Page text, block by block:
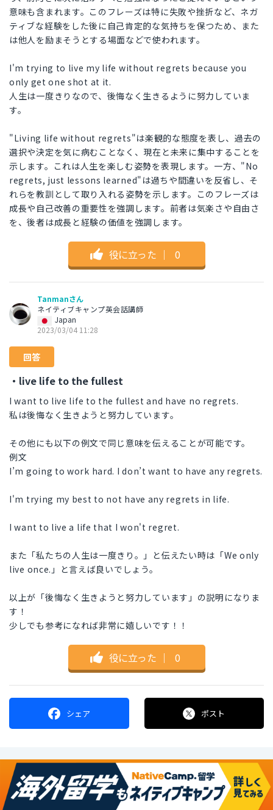
意味も含まれます。このフレーズは特に失敗や挫折など、ネガ
ティブな経験をした後に自己肯定的な気持ちを保つため、また
は他人を励まそうとする場面などで使われます。
I'm trying to live my life without regrets because you
only get one shot at it.
人生は一度きりなので、後悔なく生きるように努力していま
す。
"Living life without regrets"は楽観的な態度を表し、過去の
選択や決定を気に病むことなく、現在と未来に集中することを
示します。これは人生を楽しむ姿勢を表現します。一方、"No
regrets, just lessons learned"は過ちや間違いを反省し、そ
れらを教訓として取り入れる姿勢を示します。このフレーズは
成長や自己改善の重要性を強調します。前者は気楽さや自由さ
を、後者は成長と経験の価値を強調します。
役に立った ｜ 0
Tanmanさん
ネイティブキャンプ英会話講師
Japan
2023/03/04 11:28
回答
・live life to the fullest
I want to live life to the fullest and have no regrets.
私は後悔なく生きようと努力しています。
その他にも以下の例文で同じ意味を伝えることが可能です。
例文
I’m going to work hard. I don’t want to have any regrets.
I'm trying my best to not have any regrets in life.
I want to live a life that I won't regret.
また「私たちの人生は一度きり。」と伝えたい時は「We only
live once.」と言えば良いでしょう。
以上が「後悔なく生きようと努力しています」の説明になりま
す！
少しでも参考になれば非常に嬉しいです！！
役に立った ｜ 0
シェア ポスト